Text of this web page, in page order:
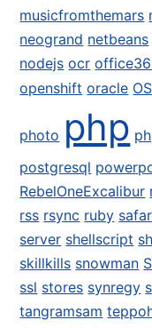
musicfromthemars
neogrand netbeans
nodejs ocr
openshift oracle
photo php
postgresql
RebelOneExcalibur
rss rsync ruby
server shellscript
skillkills snowman
ssl stores synregy
tangramsam